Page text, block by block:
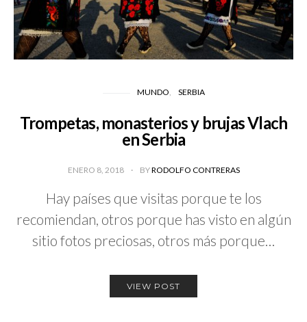
MUNDO SERBIA
Trompetas, monasterios y brujas Vlach
en Serbia
ENERO 8, 2018 BYRODOLFO CONTRERAS
Hay países que visitas porque te los
recomiendan, otros porque has visto en algún
sitio fotos preciosas, otros más porque…
VIEW POST